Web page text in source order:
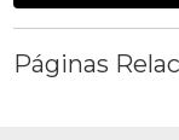
Páginas